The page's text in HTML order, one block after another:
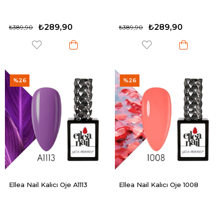
₺289,90
₺389,90 ₺289,90
₺389,90
Ellea Nail Kalıcı Oje A1113
%26
Ellea Nail Kalıcı Oje 1008
%26